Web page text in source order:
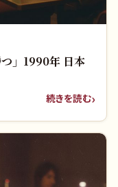
」1990年 日本
続きを読む